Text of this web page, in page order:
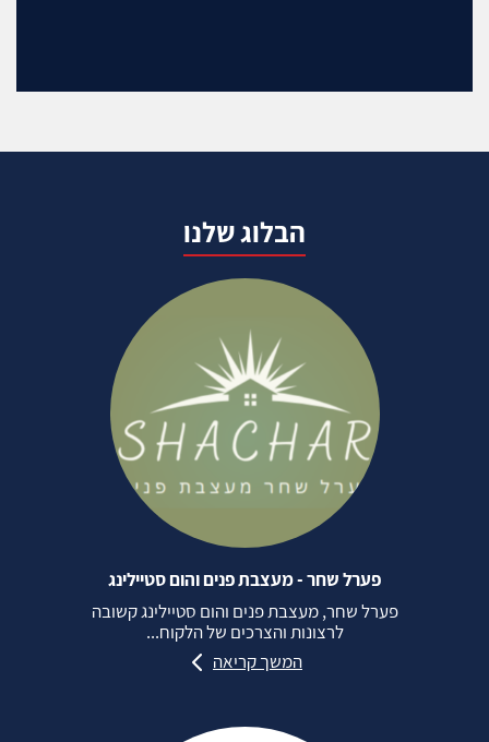
הבלוג שלנו
פערל שחר - מעצבת פנים והום סטיילינג
פערל שחר, מעצבת פנים והום סטיילינג קשובה
לרצונות והצרכים של הלקוח...
המשך קריאה